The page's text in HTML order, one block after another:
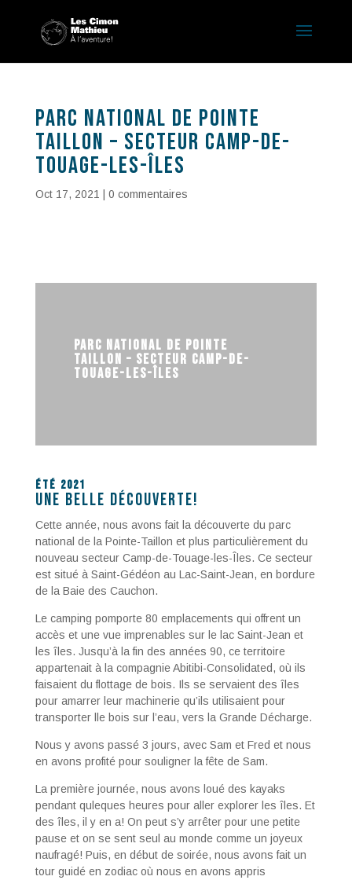
Parc national de Pointe
taillon – secteur Camp-de-
Touage-Les-Îles
Oct 17, 2021 0 commentaires
Parc national de Pointe
taillon – secteur Camp-de-
Touage-Les-Îles
Été 2021
Une belle découverte!
Cette année, nous avons fait la découverte du parc
national de la Pointe-Taillon et plus particulièrement du
nouveau secteur Camp-de-Touage-les-Îles. Ce secteur
est situé à Saint-Gédéon au Lac-Saint-Jean, en bordure
de la Baie des Cauchon.
Le camping pomporte 80 emplacements qui offrent un
accès et une vue imprenables sur le lac Saint-Jean et
les îles. Jusqu’à la fin des années 90, ce territoire
appartenait à la compagnie Abitibi-Consolidated, où ils
faisaient du flottage de bois. Ils se servaient des îles
pour amarrer leur machinerie qu’ils utilisaient pour
transporter lle bois sur l’eau, vers la Grande Décharge.
Nous y avons passé 3 jours, avec Sam et Fred et nous
en avons profité pour souligner la fête de Sam.
La première journée, nous avons loué des kayaks
pendant quleques heures pour aller explorer les îles. Et
des îles, il y en a! On peut s’y arrêter pour une petite
pause et on se sent seul au monde comme un joyeux
naufragé! Puis, en début de soirée, nous avons fait un
tour guidé en zodiac où nous en avons appris